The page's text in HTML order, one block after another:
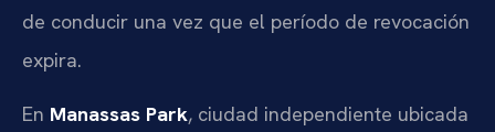
de conducir una vez que el período de revocación
expira.
En Manassas Park, ciudad independiente ubicada